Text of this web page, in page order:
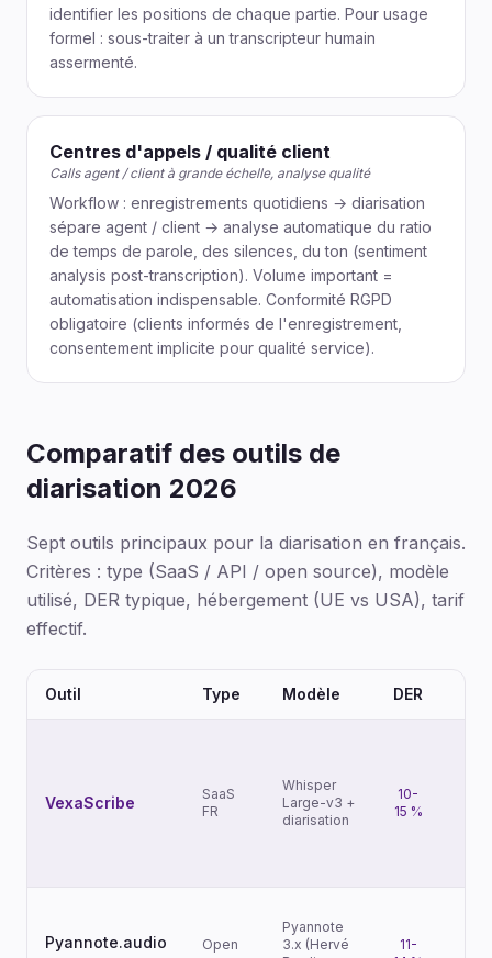
identifier les positions de chaque partie. Pour usage
formel : sous-traiter à un transcripteur humain
assermenté.
Centres d'appels / qualité client
Calls agent / client à grande échelle, analyse qualité
Workflow : enregistrements quotidiens → diarisation
sépare agent / client → analyse automatique du ratio
de temps de parole, des silences, du ton (sentiment
analysis post-transcription). Volume important =
automatisation indispensable. Conformité RGPD
obligatoire (clients informés de l'enregistrement,
consentement implicite pour qualité service).
Comparatif des outils de
diarisation 2026
Sept outils principaux pour la diarisation en français.
Critères : type (SaaS / API / open source), modèle
utilisé, DER typique, hébergement (UE vs USA), tarif
effectif.
Outil Type Modèle DER
VexaScribe
SaaS
FR
Whisper
Large-v3 +
diarisation
10-
15 %
Pyannote.audio
Open
Pyannote
3.x (Hervé
11-